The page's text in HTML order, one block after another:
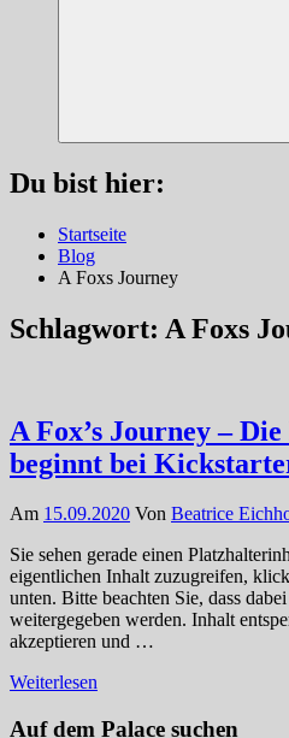
Du bist hier:
Startseite
Blog
A Foxs Journey
Schlagwort: A Foxs
A Fox’s Journey – Die
beginnt bei
Am 15.09.2020 Von Beatrice
Sie sehen gerade einen
eigentlichen Inhalt zuzugreifen,
unten. Bitte beachten Sie, dass
weitergegeben werden. Inhalt
akzeptieren und …
Weiterlesen
Auf dem Palace suchen